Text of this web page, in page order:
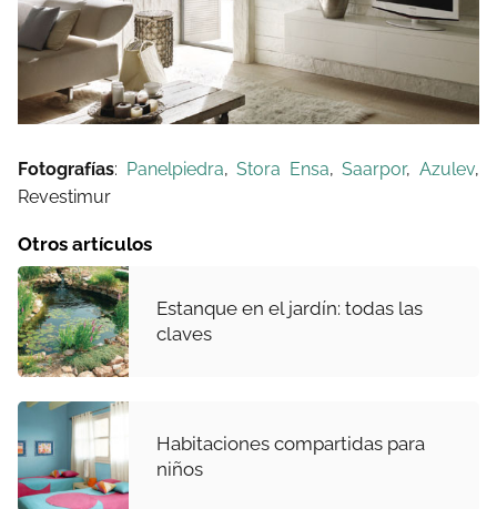
Fotografías: Panelpiedra,Stora Ensa,Saarpor,Azulev,
Revestimur
Otros artículos
Estanque en el jardín: todas las
claves
Habitaciones compartidas para
niños